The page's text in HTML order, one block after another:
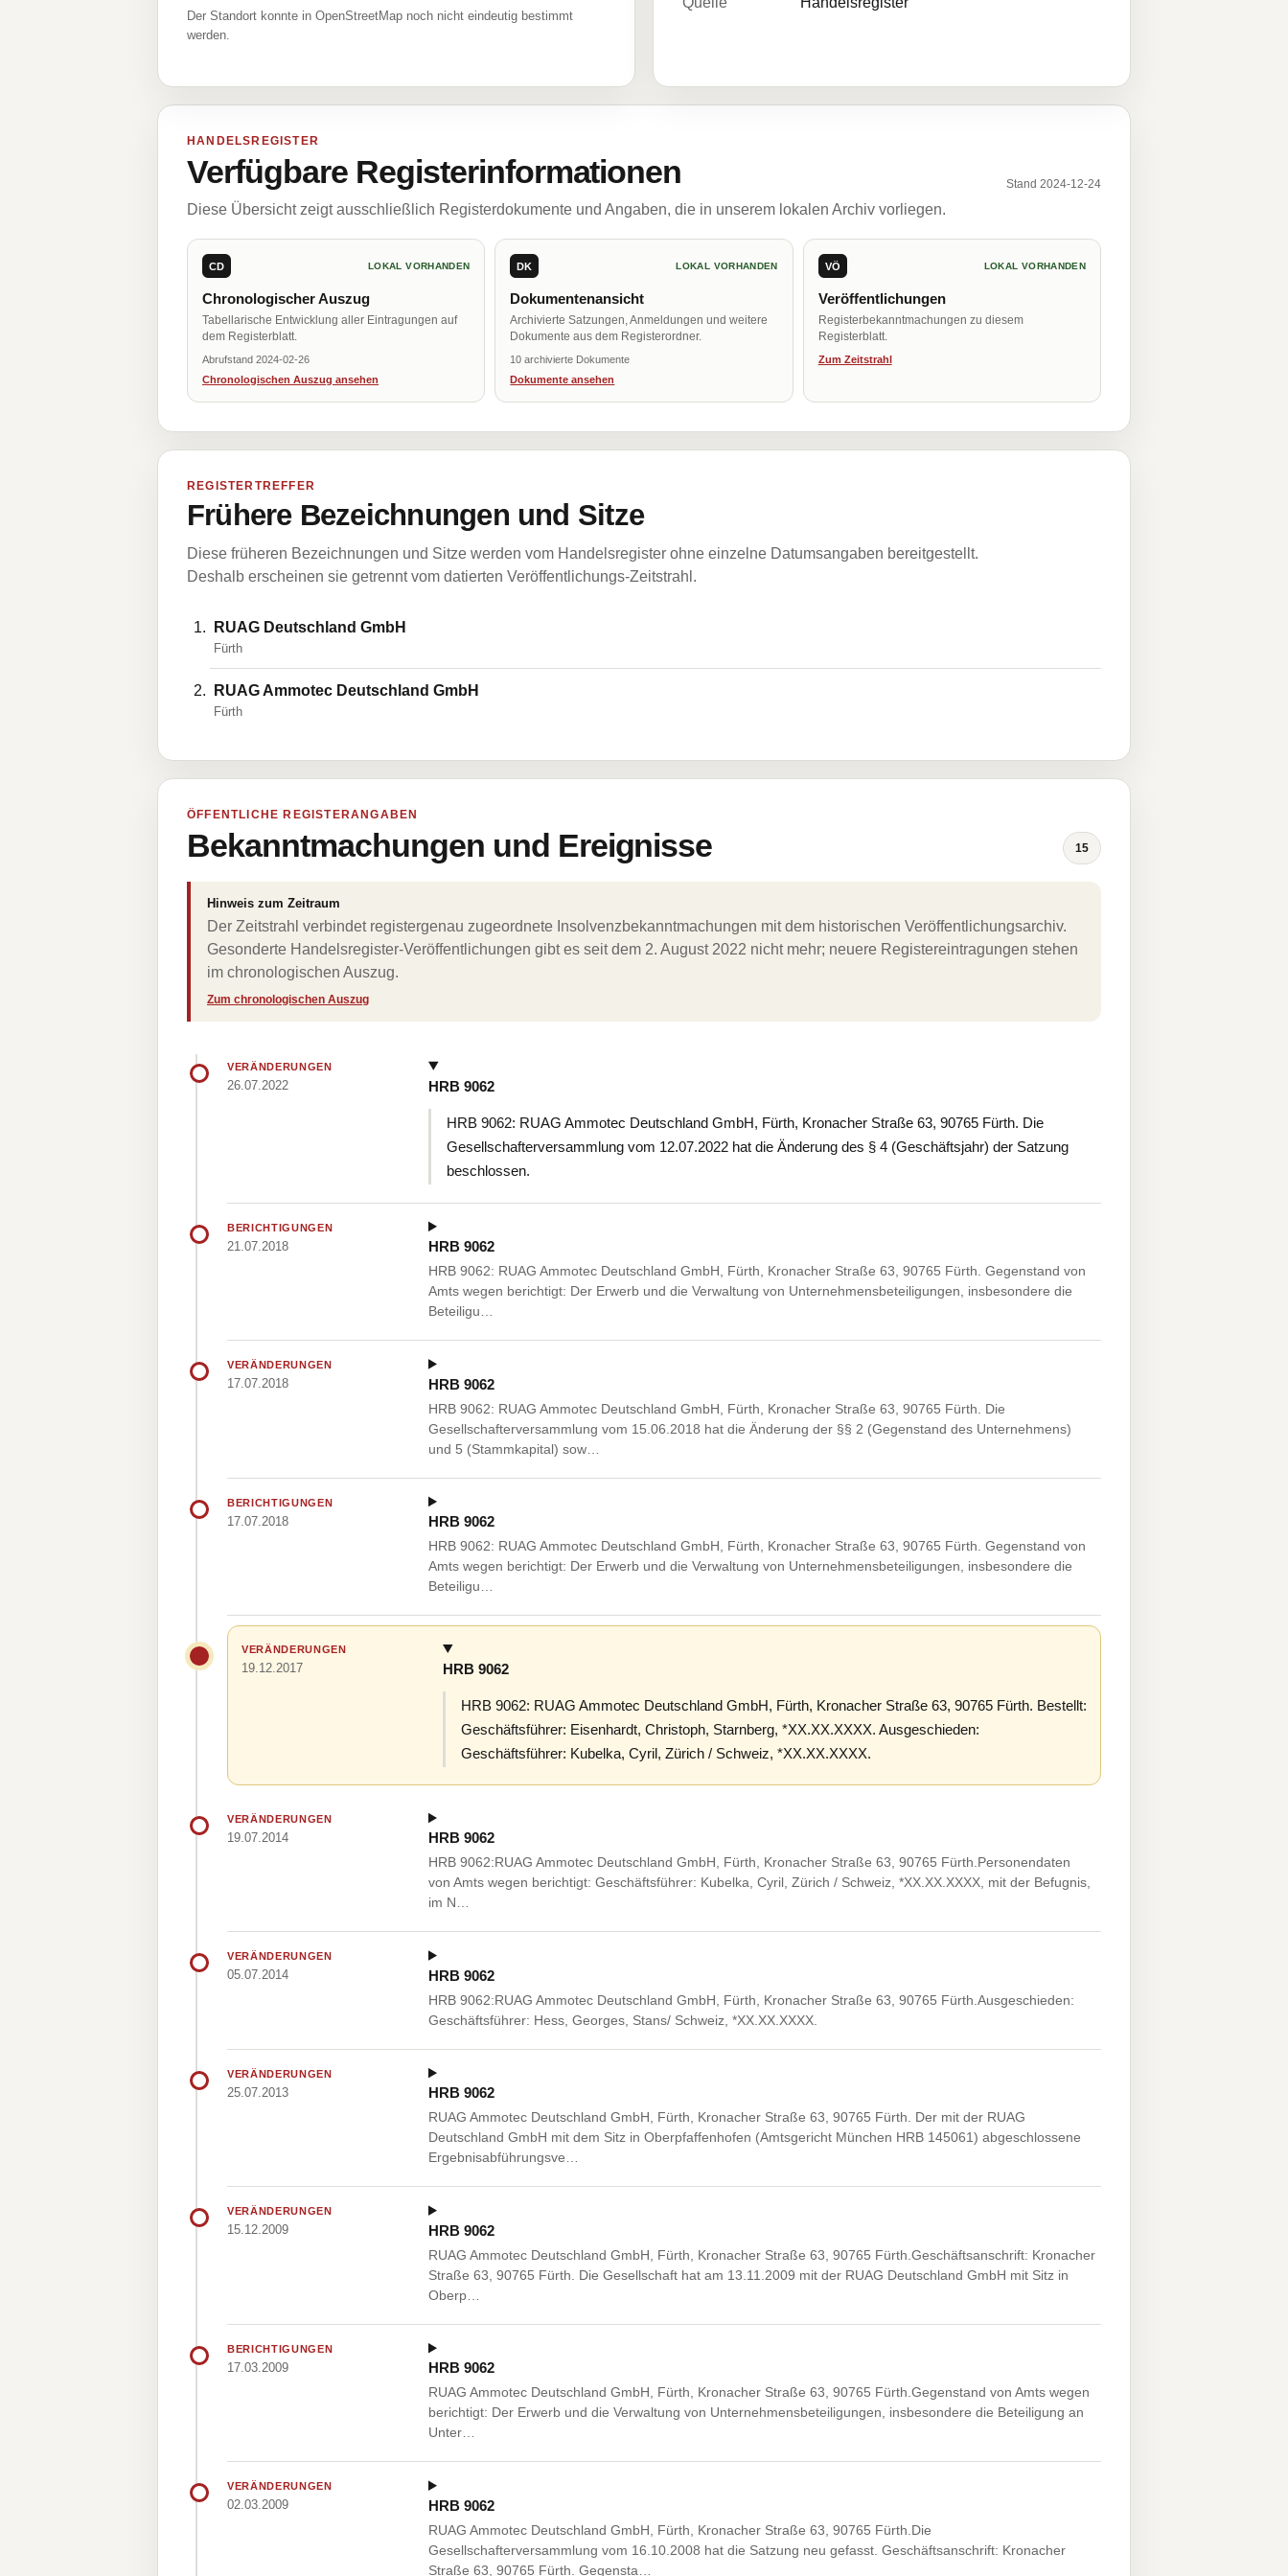
Der Standort konnte in OpenStreetMap noch nicht eindeutig bestimmt
werden.
HANDELSREGISTER
Verfügbare Registerinformationen Stand 2024-12-24
Diese Übersicht zeigt ausschließlich Registerdokumente und Angaben, die in unserem lokalen Archiv vorliegen.
CD LOKAL VORHANDEN
Chronologischer Auszug
Tabellarische Entwicklung aller Eintragungen auf
dem Registerblatt.
Abrufstand 2024-02-26
Chronologischen Auszug ansehen
DK LOKAL VORHANDEN
Dokumentenansicht
Archivierte Satzungen, Anmeldungen und weitere
Dokumente aus dem Registerordner.
10 archivierte Dokumente
Dokumente ansehen
VÖ LOKAL VORHANDEN
Veröffentlichungen
Registerbekanntmachungen zu diesem
Registerblatt.
Zum Zeitstrahl
REGISTERTREFFER
Frühere Bezeichnungen und Sitze
Diese früheren Bezeichnungen und Sitze werden vom Handelsregister ohne einzelne Datumsangaben bereitgestellt.
Deshalb erscheinen sie getrennt vom datierten Veröffentlichungs-Zeitstrahl.
RUAG Deutschland GmbH
Fürth
RUAG Ammotec Deutschland GmbH
Fürth
ÖFFENTLICHE REGISTERANGABEN
Bekanntmachungen und Ereignisse 15
Hinweis zum Zeitraum
Der Zeitstrahl verbindet registergenau zugeordnete Insolvenzbekanntmachungen mit dem historischen Veröffentlichungsarchiv.
Gesonderte Handelsregister-Veröffentlichungen gibt es seit dem 2. August 2022 nicht mehr; neuere Registereintragungen stehen
im chronologischen Auszug.
Zum chronologischen Auszug
VERÄNDERUNGEN
26.07.2022 HRB 9062
HRB 9062: RUAG Ammotec Deutschland GmbH, Fürth, Kronacher Straße 63, 90765 Fürth. Die
Gesellschafterversammlung vom 12.07.2022 hat die Änderung des § 4 (Geschäftsjahr) der Satzung
beschlossen.
BERICHTIGUNGEN
21.07.2018 HRB 9062
HRB 9062: RUAG Ammotec Deutschland GmbH, Fürth, Kronacher Straße 63, 90765 Fürth. Gegenstand von
Amts wegen berichtigt: Der Erwerb und die Verwaltung von Unternehmensbeteiligungen, insbesondere die
Beteiligu…
VERÄNDERUNGEN
17.07.2018 HRB 9062
HRB 9062: RUAG Ammotec Deutschland GmbH, Fürth, Kronacher Straße 63, 90765 Fürth. Die
Gesellschafterversammlung vom 15.06.2018 hat die Änderung der §§ 2 (Gegenstand des Unternehmens)
und 5 (Stammkapital) sow…
BERICHTIGUNGEN
17.07.2018 HRB 9062
HRB 9062: RUAG Ammotec Deutschland GmbH, Fürth, Kronacher Straße 63, 90765 Fürth. Gegenstand von
Amts wegen berichtigt: Der Erwerb und die Verwaltung von Unternehmensbeteiligungen, insbesondere die
Beteiligu…
VERÄNDERUNGEN
19.12.2017 HRB 9062
HRB 9062: RUAG Ammotec Deutschland GmbH, Fürth, Kronacher Straße 63, 90765 Fürth. Bestellt:
Geschäftsführer: Eisenhardt, Christoph, Starnberg, *XX.XX.XXXX. Ausgeschieden:
Geschäftsführer: Kubelka, Cyril, Zürich / Schweiz, *XX.XX.XXXX.
VERÄNDERUNGEN
19.07.2014 HRB 9062
HRB 9062:RUAG Ammotec Deutschland GmbH, Fürth, Kronacher Straße 63, 90765 Fürth.Personendaten
von Amts wegen berichtigt: Geschäftsführer: Kubelka, Cyril, Zürich / Schweiz, *XX.XX.XXXX, mit der Befugnis,
im N…
VERÄNDERUNGEN
05.07.2014 HRB 9062
HRB 9062:RUAG Ammotec Deutschland GmbH, Fürth, Kronacher Straße 63, 90765 Fürth.Ausgeschieden:
Geschäftsführer: Hess, Georges, Stans/ Schweiz, *XX.XX.XXXX.
VERÄNDERUNGEN
25.07.2013 HRB 9062
RUAG Ammotec Deutschland GmbH, Fürth, Kronacher Straße 63, 90765 Fürth. Der mit der RUAG
Deutschland GmbH mit dem Sitz in Oberpfaffenhofen (Amtsgericht München HRB 145061) abgeschlossene
Ergebnisabführungsve…
VERÄNDERUNGEN
15.12.2009 HRB 9062
RUAG Ammotec Deutschland GmbH, Fürth, Kronacher Straße 63, 90765 Fürth.Geschäftsanschrift: Kronacher
Straße 63, 90765 Fürth. Die Gesellschaft hat am 13.11.2009 mit der RUAG Deutschland GmbH mit Sitz in
Oberp…
BERICHTIGUNGEN
17.03.2009 HRB 9062
RUAG Ammotec Deutschland GmbH, Fürth, Kronacher Straße 63, 90765 Fürth.Gegenstand von Amts wegen
berichtigt: Der Erwerb und die Verwaltung von Unternehmensbeteiligungen, insbesondere die Beteiligung an
Unter…
VERÄNDERUNGEN
02.03.2009 HRB 9062
RUAG Ammotec Deutschland GmbH, Fürth, Kronacher Straße 63, 90765 Fürth.Die
Gesellschafterversammlung vom 16.10.2008 hat die Satzung neu gefasst. Geschäftsanschrift: Kronacher
Straße 63, 90765 Fürth. Gegensta…